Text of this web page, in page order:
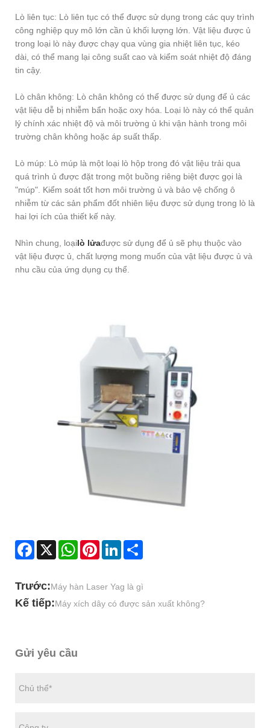
Lò liên tục: Lò liên tục có thể được sử dụng trong các quy trình
công nghiệp quy mô lớn cần ủ khối lượng lớn. Vật liệu được ủ
trong loại lò này được chạy qua vùng gia nhiệt liên tục, kéo
dài, có thể mang lại công suất cao và kiểm soát nhiệt độ đáng
tin cậy.
Lò chân không: Lò chân không có thể được sử dụng để ủ các
vật liệu dễ bị nhiễm bẩn hoặc oxy hóa. Loại lò này có thể quản
lý chính xác nhiệt độ và môi trường ủ khi vận hành trong môi
trường chân không hoặc áp suất thấp.
Lò múp: Lò múp là một loại lò hộp trong đó vật liệu trải qua
quá trình ủ được đặt trong một buồng riêng biệt được gọi là
"múp". Kiểm soát tốt hơn môi trường ủ và bảo vệ chống ô
nhiễm từ các sản phẩm đốt nhiên liệu được sử dụng trong lò là
hai lợi ích của thiết kế này.
Nhìn chung, loạilò lửađược sử dụng để ủ sẽ phụ thuộc vào
vật liệu được ủ, chất lượng mong muốn của vật liệu được ủ và
nhu cầu của ứng dụng cụ thể.
Facebook
X WhatsAppPinterestLinkedIn
Trước:Máy hàn Laser Yag là gì
Kế tiếp:Máy xích dây có được sản xuất không?
Gửi yêu cầu